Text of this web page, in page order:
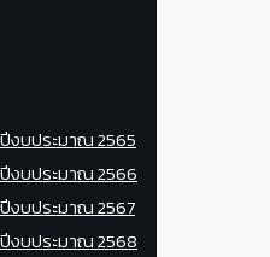
งบประมาณ 2565
งบประมาณ 2566
งบประมาณ 2567
งบประมาณ 2568